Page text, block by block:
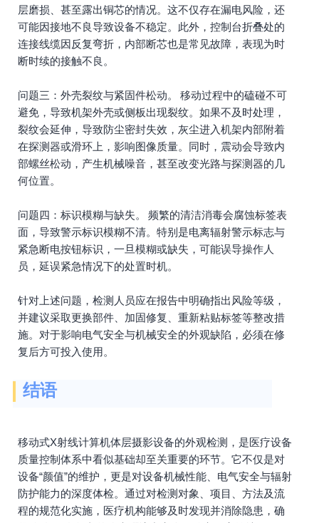
层磨损、甚至露出铜芯的情况。这不仅存在漏电风险，还
可能因接地不良导致设备不稳定。此外，控制台折叠处的
连接线缆因反复弯折，内部断芯也是常见故障，表现为时
断时续的接触不良。
问题三：外壳裂纹与紧固件松动。 移动过程中的磕碰不可
避免，导致机架外壳或侧板出现裂纹。如果不及时处理，
裂纹会延伸，导致防尘密封失效，灰尘进入机架内部附着
在探测器或滑环上，影响图像质量。同时，震动会导致内
部螺丝松动，产生机械噪音，甚至改变光路与探测器的几
何位置。
问题四：标识模糊与缺失。 频繁的清洁消毒会腐蚀标签表
面，导致警示标识模糊不清。特别是电离辐射警示标志与
紧急断电按钮标识，一旦模糊或缺失，可能误导操作人
员，延误紧急情况下的处置时机。
针对上述问题，检测人员应在报告中明确指出风险等级，
并建议采取更换部件、加固修复、重新粘贴标签等整改措
施。对于影响电气安全与机械安全的外观缺陷，必须在修
复后方可投入使用。
结语
移动式X射线计算机体层摄影设备的外观检测，是医疗设备
质量控制体系中看似基础却至关重要的环节。它不仅是对
设备“颜值”的维护，更是对设备机械性能、电气安全与辐射
防护能力的深度体检。通过对检测对象、项目、方法及流
程的规范化实施，医疗机构能够及时发现并消除隐患，确